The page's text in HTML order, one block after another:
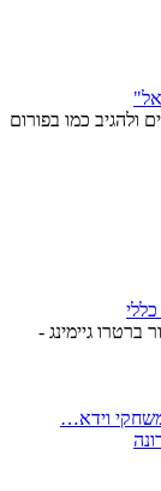
ולהגיב כמו בפורום
גיימינג -